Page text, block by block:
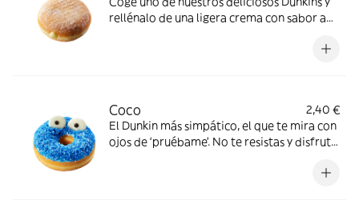
rellénalo de una ligera crema con sabor a
Coco
2,40 €
El Dunkin más simpático, el que te mira con
ojos de ‘pruébame’. No te resistas y disfruta